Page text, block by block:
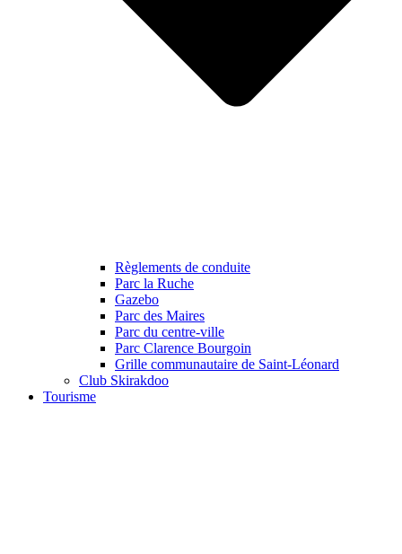
Règlements de conduite
Parc la Ruche
Gazebo
Parc des Maires
Parc du centre-ville
Parc Clarence Bourgoin
Grille communautaire de Saint-Léonard
Club Skirakdoo
Tourisme